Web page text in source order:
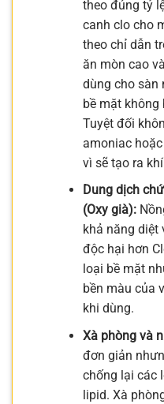
theo đúng tỷ
canh clo cho
theo chỉ dẫn
ăn mòn cao
dùng cho sàn
bề mặt không
Tuyệt đối
amoniac
vì sẽ tạo ra
Dung dịch
(Oxy già):
khả năng diệt
độc hại hơn
loại bề mặt
bền màu của
khi dùng.
Xà phòng và
đơn giản
chống lại các
lipid. Xà